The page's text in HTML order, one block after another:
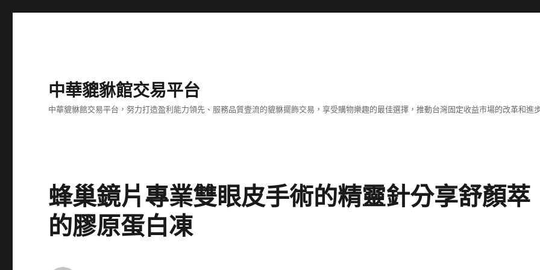
中華貔貅館交易平台
中華貔貅館交易平台，努力打造盈利能力領先、服務品質壹流的貔貅擺飾交易，享受購物樂趣的最佳選擇，推動台灣固定收益市場的改革和進
蜂巢鏡片專業雙眼皮手術的精靈針分享舒顏萃
的膠原蛋白凍